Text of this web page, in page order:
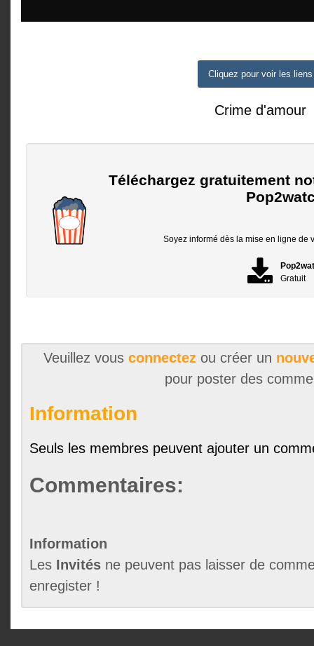
Cliquez pour voir les liens
Crime d'amour
Téléchargez gratuitement
Soyez informé dès la mise en ligne de
Gratuit
Veuillez vous connectezou créer un
pour poster des
Information
Seuls les membres peuvent ajouter un
Commentaires:
Information
Les Invités ne peuvent pas laisser de
enregister !